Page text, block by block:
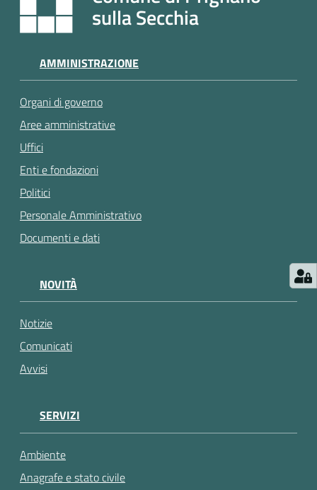
a
p
t
a
m
e
n
t
o
Tutti
gli
argomenti...
sulla Secchia
AMMINISTRAZIONE
Organi di governo
Aree amministrative
Uffici
Enti e fondazioni
Politici
Personale Amministrativo
Documenti e dati
NOVITÀ
Notizie
Comunicati
Avvisi
SERVIZI
Ambiente
Anagrafe e stato civile